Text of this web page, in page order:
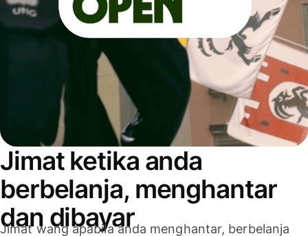
Jimat ketika anda
berbelanja, menghantar
dan dibayar
Jimat wang apabila anda menghantar, berbelanja